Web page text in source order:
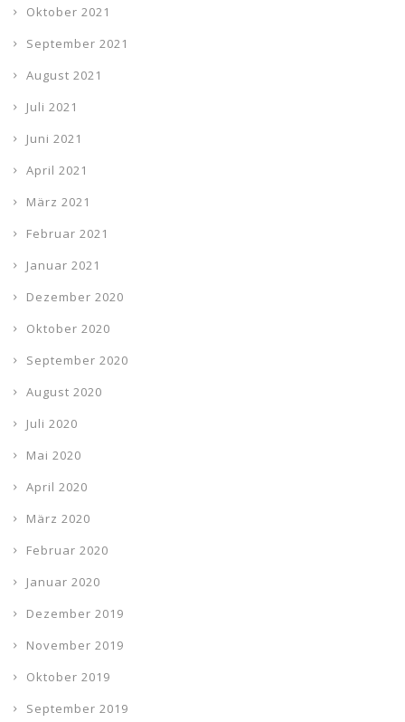
Oktober 2021
September 2021
August 2021
Juli 2021
Juni 2021
April 2021
März 2021
Februar 2021
Januar 2021
Dezember 2020
Oktober 2020
September 2020
August 2020
Juli 2020
Mai 2020
April 2020
März 2020
Februar 2020
Januar 2020
Dezember 2019
November 2019
Oktober 2019
September 2019